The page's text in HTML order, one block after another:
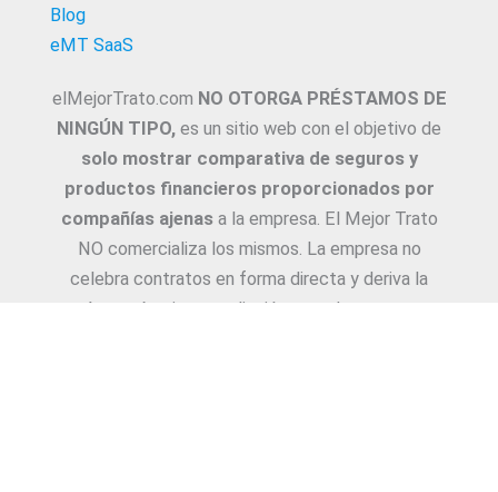
Blog
eMT SaaS
elMejorTrato.com NO OTORGA PRÉSTAMOS DE
NINGÚN TIPO, es un sitio web con el objetivo de
solo mostrar comparativa de seguros y
productos financieros proporcionados por
compañías ajenasa la empresa. El Mejor Trato
NO comercializa los mismos. La empresa no
celebra contratos en forma directa y deriva la
Asesoría e intermediación a productores y